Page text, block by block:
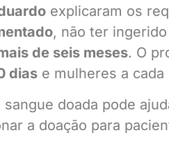
explicaram os
, não ter
de seis meses. O
dias e mulheres a cada
sangue doada pode
a doação para